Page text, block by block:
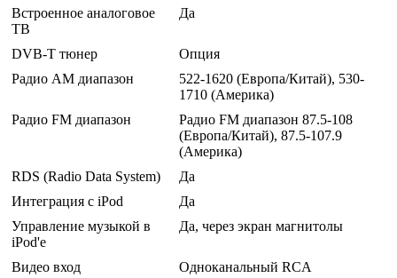
Встроенное аналоговое
ТВ
Да
DVB-T тюнер
Опция
Радио AM диапазон
522-1620 (Европа/Китай), 530-
1710 (Америка)
Радио FM диапазон
Радио FM диапазон 87.5-108
(Европа/Китай), 87.5-107.9
(Америка)
RDS (Radio Data System)
Да
Интеграция с iPod
Да
Управление музыкой в
iPod'е
Да, через экран магнитолы
Видео вход Одноканальный RCA